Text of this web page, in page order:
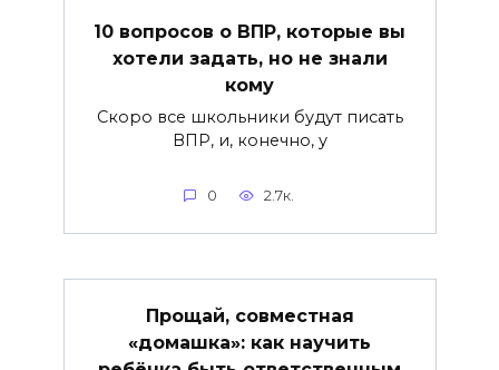
10 вопросов о ВПР, которые вы
хотели задать, но не знали
кому
Скоро все школьники будут писать
ВПР, и, конечно, у
0 2.7к.
Прощай, совместная
«домашка»: как научить